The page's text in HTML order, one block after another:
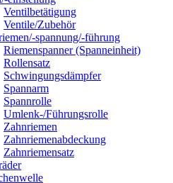
Ventilbetätigung
Ventile/Zubehör
spannung/-führung
Riemenspanner (Spanneinheit)
Rollensatz
Schwingungsdämpfer
Spannarm
Spannrolle
Umlenk-/Führungsrolle
Zahnriemen
Zahnriemenabdeckung
Zahnriemensatz